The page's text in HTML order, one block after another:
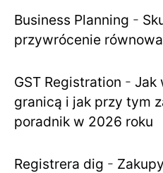
Business Planning -
przywrócenie
GST Registration - Jak
granicą i jak przy tym
poradnik w 2026 roku
Registrera dig -